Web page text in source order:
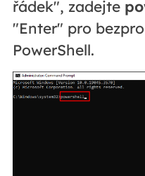
řádek", zadejte
"Enter" pro
PowerShell.